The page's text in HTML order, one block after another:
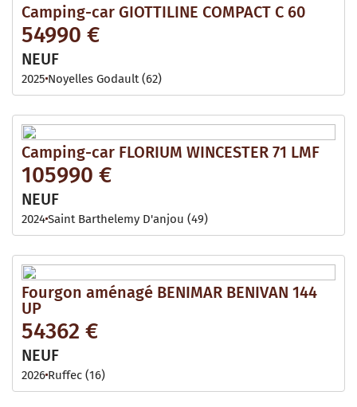
Camping-car GIOTTILINE COMPACT C 60
54990 €
NEUF
2025 Noyelles Godault (62)
Camping-car FLORIUM WINCESTER 71 LMF
105990 €
NEUF
2024Saint Barthelemy D'anjou (49)
Fourgon aménagé BENIMAR BENIVAN 144
UP
54362 €
NEUF
2026 Ruffec (16)